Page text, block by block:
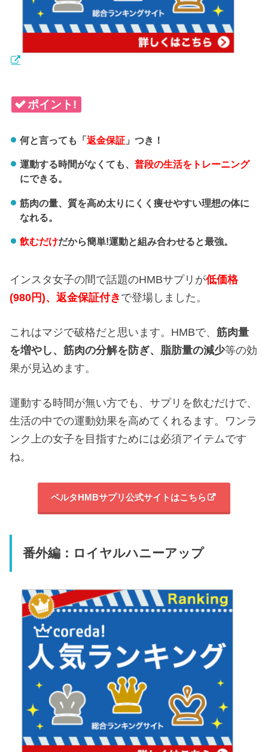
ポイント!
何と言っても「返金保証」つき！
運動する時間がなくても、 普段の生活をトレーニング
にできる。
筋肉の量、質を高め太りにくく痩せやすい理想の体に
なれる。
飲むだけだから簡単!運動と組み合わせると最強。
インスタ女子の間で話題のHMBサプリが低価格
(980円)、返金保証付き で登場しました。
これはマジで破格だと思います。HMBで、筋肉量
を増やし、筋肉の分解を防ぎ、 脂肪量の減少等の効
果が見込めます。
運動する時間が無い方でも、サプリを飲むだけで、
生活の中での運動効果を高めてくれるます。ワンラ
ンク上の女子を目指すためには必須アイテムです
ね。
ベルタHMBサプリ公式サイトはこちら
番外編：ロイヤルハニーアップ